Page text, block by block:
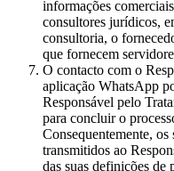
informações
consultores jurídicos,
consultoria, o
que fornecem
O contacto com o
aplicação WhatsApp
Responsável pelo
para concluir o
Consequentemente, os
transmitidos ao
das suas definições